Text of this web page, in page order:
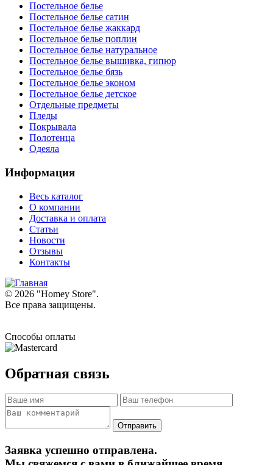
Постельное белье
Постельное белье сатин
Постельное белье жаккард
Постельное белье поплин
Постельное белье натуральное
Постельное белье вышивка, гипюр
Постельное белье бязь
Постельное белье эконом
Постельное белье детское
Отдельные предметы
Пледы
Покрывала
Полотенца
Одеяла
Информация
Весь каталог
О компании
Доставка и оплата
Статьи
Новости
Отзывы
Контакты
© 2026 "Homey Store".
Все права защищены.
Способы оплаты
Обратная связь
Заявка успешно отправлена.